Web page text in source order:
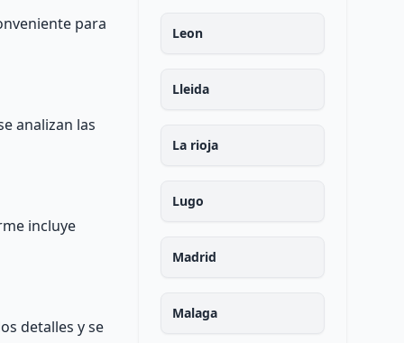
para
analizan las
incluye
detalles y se
Leon
Lleida
La rioja
Lugo
Madrid
Malaga